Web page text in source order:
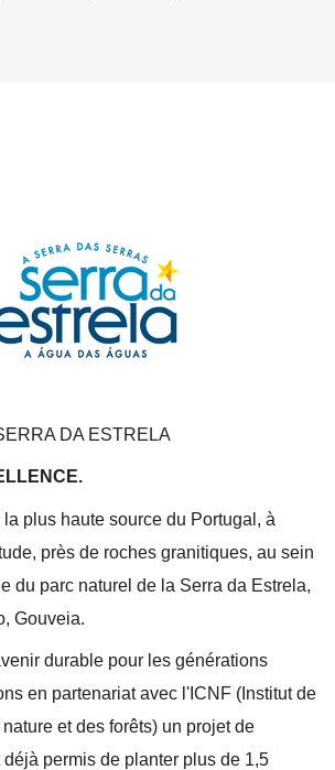
DA ESTRELA
plus haute source du Portugal, à
près de roches granitiques, au sein
du parc naturel de la Serra da Estrela,
Gouveia.
durable pour les générations
en partenariat avec l'ICNF (Institut de
et des forêts) un projet de
permis de planter plus de 1,5